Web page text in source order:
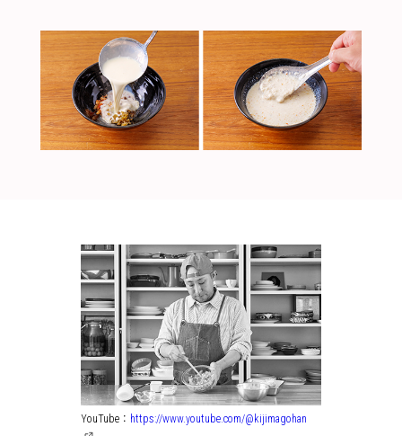
YouTube： https://www.youtube.com/@kijimagohan